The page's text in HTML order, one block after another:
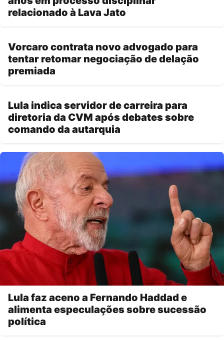
relacionado à Lava Jato
Vorcaro contrata novo advogado para
tentar retomar negociação de delação
premiada
Lula indica servidor de carreira para
diretoria da CVM após debates sobre
comando da autarquia
Lula faz aceno a Fernando Haddad e
alimenta especulações sobre sucessão
política